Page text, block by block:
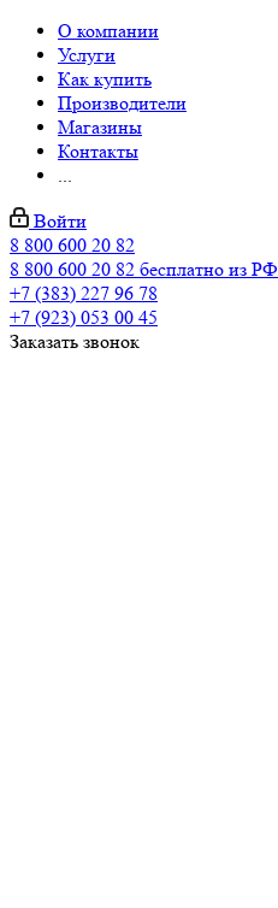
О компании
Услуги
Как купить
Производители
Магазины
Контакты
...
Войти
8 800 600 20 82
8 800 600 20 82 бесплатно из РФ
+7 (383) 227 96 78
+7 (923) 053 00 45
Заказать звонок